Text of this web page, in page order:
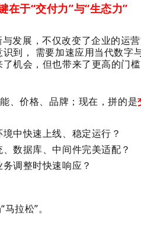
在于“交付力”与“生态力”
发展，不仅改变了企业的运
到， 需要加速应用当代数字
机会，但也带来了更高的门
、价格、品牌；现在，拼的是
境中快速上线、稳定运行？
、数据库、中间件完美适配？
调整时快速响应？
拉松”。